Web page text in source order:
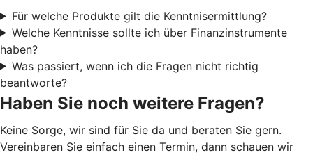
Für welche Produkte gilt die Kenntnisermittlung?
Welche Kenntnisse sollte ich über Finanzinstrumente
haben?
Was passiert, wenn ich die Fragen nicht richtig
beantworte?
Haben Sie noch weitere Fragen?
Keine Sorge, wir sind für Sie da und beraten Sie gern.
Vereinbaren Sie einfach einen Termin, dann schauen wir